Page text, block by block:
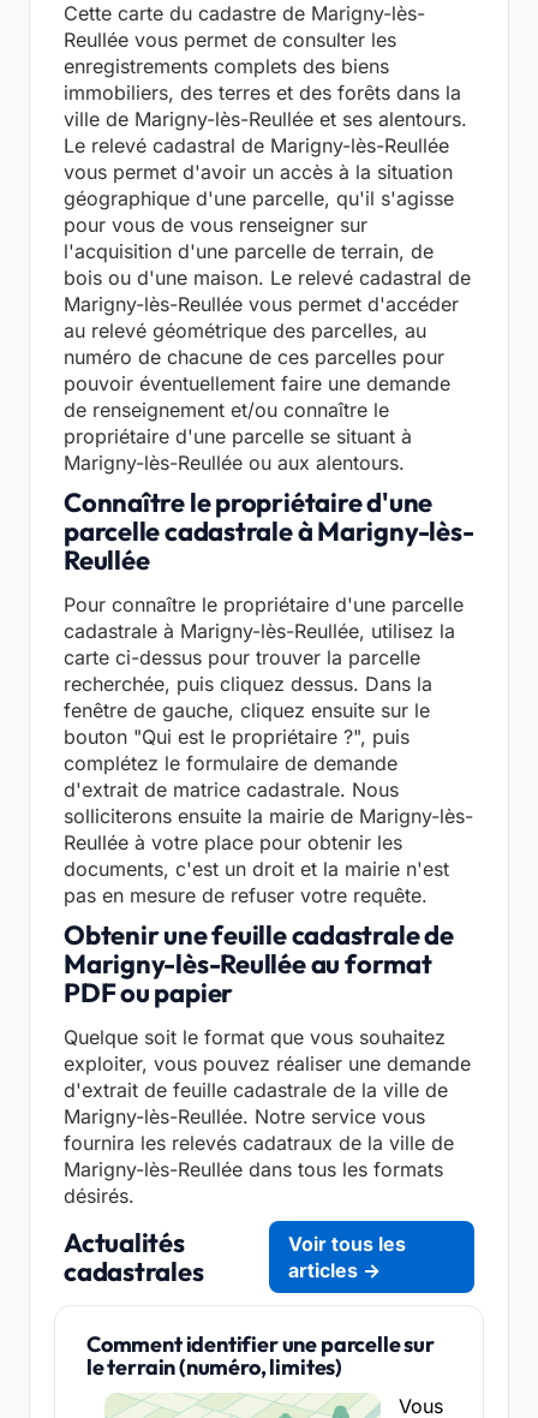
Cette carte du cadastre de Marigny-lès-
Reullée vous permet de consulter les
enregistrements complets des biens
immobiliers, des terres et des forêts dans la
ville de Marigny-lès-Reullée et ses alentours.
Le relevé cadastral de Marigny-lès-Reullée
vous permet d'avoir un accès à la situation
géographique d'une parcelle, qu'il s'agisse
pour vous de vous renseigner sur
l'acquisition d'une parcelle de terrain, de
bois ou d'une maison. Le relevé cadastral de
Marigny-lès-Reullée vous permet d'accéder
au relevé géométrique des parcelles, au
numéro de chacune de ces parcelles pour
pouvoir éventuellement faire une demande
de renseignement et/ou connaître le
propriétaire d'une parcelle se situant à
Marigny-lès-Reullée ou aux alentours.
Connaître le propriétaire d'une
parcelle cadastrale à Marigny-lès-
Reullée
Pour connaître le propriétaire d'une parcelle
cadastrale à Marigny-lès-Reullée, utilisez la
carte ci-dessus pour trouver la parcelle
recherchée, puis cliquez dessus. Dans la
fenêtre de gauche, cliquez ensuite sur le
bouton "Qui est le propriétaire ?", puis
complétez le formulaire de demande
d'extrait de matrice cadastrale. Nous
solliciterons ensuite la mairie de Marigny-lès-
Reullée à votre place pour obtenir les
documents, c'est un droit et la mairie n'est
pas en mesure de refuser votre requête.
Obtenir une feuille cadastrale de
Marigny-lès-Reullée au format
PDF ou papier
Quelque soit le format que vous souhaitez
exploiter, vous pouvez réaliser une demande
d'extrait de feuille cadastrale de la ville de
Marigny-lès-Reullée. Notre service vous
fournira les relevés cadatraux de la ville de
Marigny-lès-Reullée dans tous les formats
désirés.
Actualités
cadastrales
Voir tous les
articles →
Comment identifier une parcelle sur
le terrain (numéro, limites)
Vous